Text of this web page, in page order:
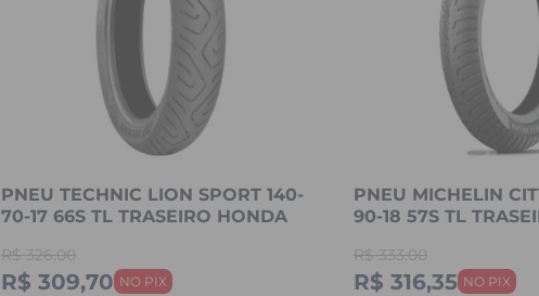
PNEU TECHNIC LION SPORT 140-
70-17 66S TL TRASEIRO HONDA
250 / KAWASAK
R$ 326,00
R$ 309,70
PNEU MICHELIN
90-18 57S TL
YES / FAN
R$ 333,00
R$ 316,35